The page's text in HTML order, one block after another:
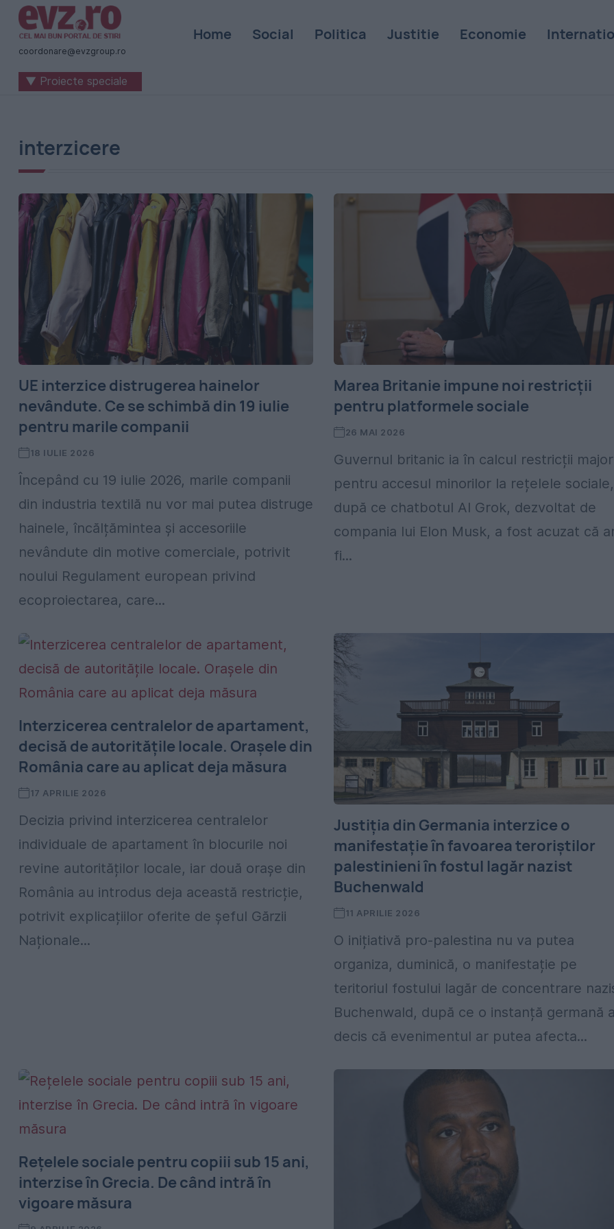
Știri
naționale
internaționale
România
-
Zilei
coordonare@evzgroup.ro
Home Social Politica Justitie Economie
▼ Proiecte speciale
interzicere
UE interzice distrugerea hainelor
nevândute. Ce se schimbă din 19 iulie
pentru marile companii
18 IULIE 2026
Începând cu 19 iulie 2026, marile companii
din industria textilă nu vor mai putea distruge
hainele, încălțămintea și accesoriile
nevândute din motive comerciale, potrivit
noului Regulament european privind
ecoproiectarea, care...
Marea Britanie impune noi restricții
pentru platformele sociale
26 MAI 2026
Guvernul britanic ia în calcul restricții
pentru accesul minorilor la rețelele sociale,
după ce chatbotul AI Grok, dezvoltat de
compania lui Elon Musk, a fost acuzat că
fi...
Interzicerea centralelor de apartament,
decisă de autoritățile locale. Orașele din
România care au aplicat deja măsura
17 APRILIE 2026
Decizia privind interzicerea centralelor
individuale de apartament în blocurile noi
revine autorităților locale, iar două orașe din
România au introdus deja această restricție,
potrivit explicațiilor oferite de șeful Gărzii
Naționale...
Justiția din Germania interzice o
manifestație în favoarea teroriștilor
palestinieni în fostul lagăr nazist
Buchenwald
11 APRILIE 2026
O inițiativă pro-palestina nu va putea
organiza, duminică, o manifestație pe
teritoriul fostului lagăr de concentrare
Buchenwald, după ce o instanță germană
decis că evenimentul ar putea afecta...
Rețelele sociale pentru copiii sub 15 ani,
interzise în Grecia. De când intră în
vigoare măsura